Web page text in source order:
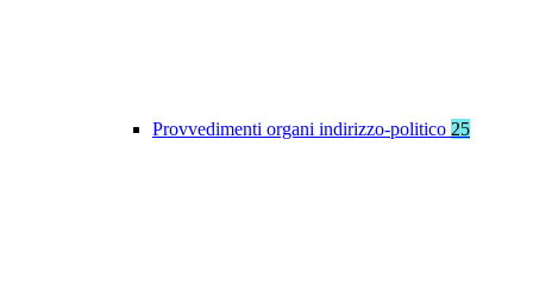
Provvedimenti organi indirizzo-politico 25